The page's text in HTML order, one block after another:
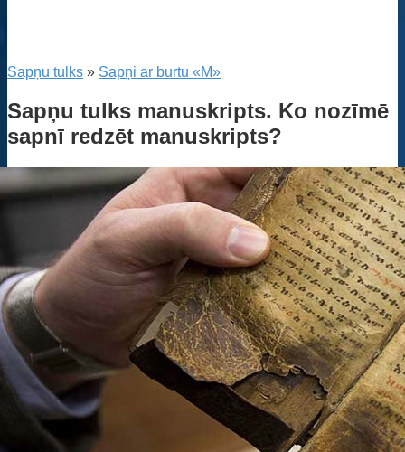
Sapņu tulks » Sapņi ar burtu «M»
Sapņu tulks manuskripts. Ko nozīmē
sapnī redzēt manuskripts?